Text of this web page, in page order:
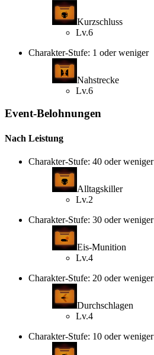
Kurzschluss
Lv.6
Charakter-Stufe: 1 oder weniger
Nahstrecke
Lv.6
Event-Belohnungen
Nach Leistung
Charakter-Stufe: 40 oder weniger
Alltagskiller
Lv.2
Charakter-Stufe: 30 oder weniger
Eis-Munition
Lv.4
Charakter-Stufe: 20 oder weniger
Durchschlagen
Lv.4
Charakter-Stufe: 10 oder weniger